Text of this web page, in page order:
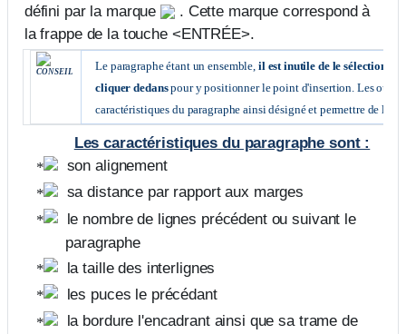
défini par la marque
. Cette marque correspond à
la frappe de la touche <ENTRÉE>.
CONSEIL Le paragraphe étant un ensemble, il est inutile de le
cliquer dedanspour y positionner le point d'insertion. Les
caractéristiques du paragraphe ainsi désigné et permettre de les
Les caractéristiques du paragraphe sont :
son alignement
sa distance par rapport aux marges
le nombre de lignes précédent ou suivant le
paragraphe
la taille des interlignes
les puces le précédant
la bordure l'encadrant ainsi que sa trame de